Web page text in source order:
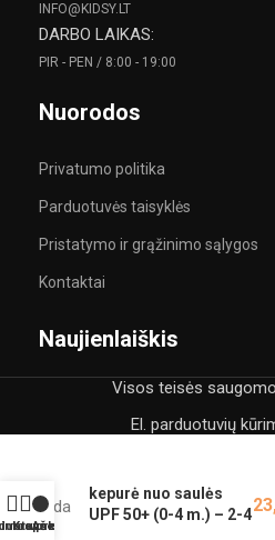
INFO@KIDSY.LT
DARBO LAIKAS:
PIR - PEN / 8:00 - 19:00
Nuorodos
Privatumo politika
Parduotuvės taisyklės
Pristatymo ir grąžinimo sąlygos
Kontaktai
Naujienlaiškis
Visos teisės
El. parduotuvių
kepurė nuo saulės
UPF 50+ (0-4 m.) – 2-4
prekės
Krepšelis
Anketa